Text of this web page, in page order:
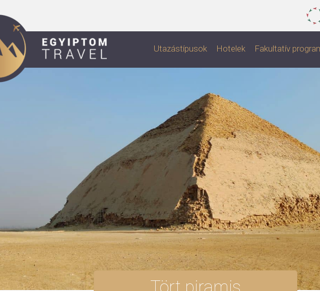
Utazástípusok Hotelek Fakultatív
Tört piramis